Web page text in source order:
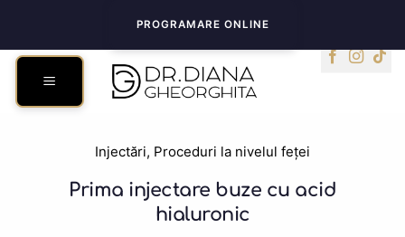
content
PROGRAMARE ONLINE
Injectări, Proceduri la nivelul feței
Prima injectare buze cu acid
hialuronic